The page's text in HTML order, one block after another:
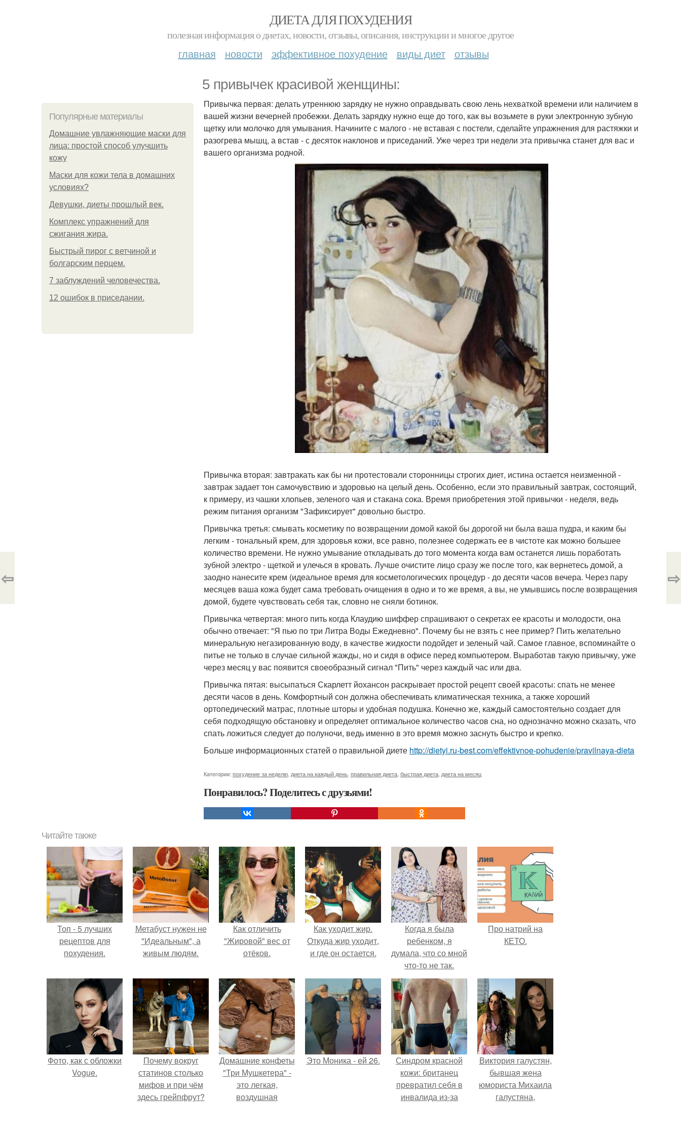
ДИЕТА ДЛЯ ПОХУДЕНИЯ
полезная информация о диетах, новости, отзывы, описания, инструкции и многое другое
главная новости эффективное похудение виды диет отзывы
5 привычек красивой женщины:
Популярные материалы
Домашние увлажняющие маски для
лица: простой способ улучшить
кожу
Маски для кожи тела в домашних
условиях?
Девушки, диеты прошлый век.
Комплекс упражнений для
сжигания жира.
Быстрый пирог с ветчиной и
болгарским перцем.
7 заблуждений человечества.
12 ошибок в приседании.
Привычка первая: делать утреннюю зарядку не нужно оправдывать свою лень нехваткой времени или наличием в
вашей жизни вечерней пробежки. Делать зарядку нужно еще до того, как вы возьмете в руки электронную зубную
щетку или молочко для умывания. Начините с малого - не вставая с постели, сделайте упражнения для растяжки и
разогрева мышц, а встав - с десяток наклонов и приседаний. Уже через три недели эта привычка станет для вас и
вашего организма родной.
Привычка вторая: завтракать как бы ни протестовали сторонницы строгих диет, истина остается неизменной -
завтрак задает тон самочувствию и здоровью на целый день. Особенно, если это правильный завтрак, состоящий,
к примеру, из чашки хлопьев, зеленого чая и стакана сока. Время приобретения этой привычки - неделя, ведь
режим питания организм "Зафиксирует" довольно быстро.
Привычка третья: смывать косметику по возвращении домой какой бы дорогой ни была ваша пудра, и каким бы
легким - тональный крем, для здоровья кожи, все равно, полезнее содержать ее в чистоте как можно большее
количество времени. Не нужно умывание откладывать до того момента когда вам останется лишь поработать
зубной электро - щеткой и улечься в кровать. Лучше очистите лицо сразу же после того, как вернетесь домой, а
заодно нанесите крем (идеальное время для косметологических процедур - до десяти часов вечера. Через пару
месяцев ваша кожа будет сама требовать очищения в одно и то же время, а вы, не умывшись после возвращения
домой, будете чувствовать себя так, словно не сняли ботинок.
Привычка четвертая: много пить когда Клаудию шиффер спрашивают о секретах ее красоты и молодости, она
обычно отвечает: "Я пью по три Литра Воды Ежедневно". Почему бы не взять с нее пример? Пить желательно
минеральную негазированную воду, в качестве жидкости подойдет и зеленый чай. Самое главное, вспоминайте о
питье не только в случае сильной жажды, но и сидя в офисе перед компьютером. Выработав такую привычку, уже
через месяц у вас появится своеобразный сигнал "Пить" через каждый час или два.
Привычка пятая: высыпаться Скарлетт йохансон раскрывает простой рецепт своей красоты: спать не менее
десяти часов в день. Комфортный сон должна обеспечивать климатическая техника, а также хороший
ортопедический матрас, плотные шторы и удобная подушка. Конечно же, каждый самостоятельно создает для
себя подходящую обстановку и определяет оптимальное количество часов сна, но однозначно можно сказать, что
спать ложиться следует до полуночи, ведь именно в это время можно заснуть быстро и крепко.
Больше информационных статей о правильной диете http://dietyi.ru-best.com/effektivnoe-pohudenie/pravilnaya-dieta
Категории: похудение за неделю диета на каждый день правильная диета быстрая диета диета на месяц
Понравилось? Поделитесь с друзьями!
⇦ ⇨
Читайте также
Топ - 5 лучших
рецептов для
похудения.
Метабуст нужен не
"Идеальным", а
живым людям.
Как отличить
"Жировой" вес от
отёков.
Как уходит жир.
Откуда жир уходит,
и где он остается.
Когда я была
ребенком, я
думала, что со мной
что-то не так.
Про натрий на
КЕТО.
Фото, как с обложки
Vogue.
Почему вокруг
статинов столько
мифов и при чём
здесь грейпфрут?
Домашние конфеты
"Три Мушкетера" -
это легкая,
воздушная
Это Моника - ей 26.
Синдром красной
кожи: британец
превратил себя в
инвалида из-за
Виктория галустян,
бывшая жена
юмориста Михаила
галустяна,